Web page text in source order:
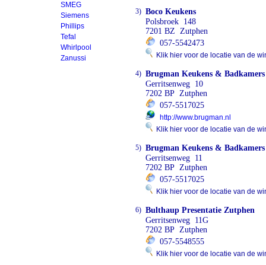
SMEG
Siemens
Phillips
Tefal
Whirlpool
Zanussi
3) Boco Keukens
Polsbroek 148
7201 BZ Zutphen
057-5542473
Klik hier voor de locatie van de
4) Brugman Keukens & Badkamers
Gerritsenweg 10
7202 BP Zutphen
057-5517025
http://www.brugman.nl
Klik hier voor de locatie van de
5) Brugman Keukens & Badkamers
Gerritsenweg 11
7202 BP Zutphen
057-5517025
Klik hier voor de locatie van de
6) Bulthaup Presentatie Zutphen
Gerritsenweg 11G
7202 BP Zutphen
057-5548555
Klik hier voor de locatie van de